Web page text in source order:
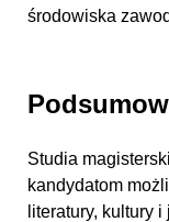
środowiska
Studia
kandydatom
literatury, kultury